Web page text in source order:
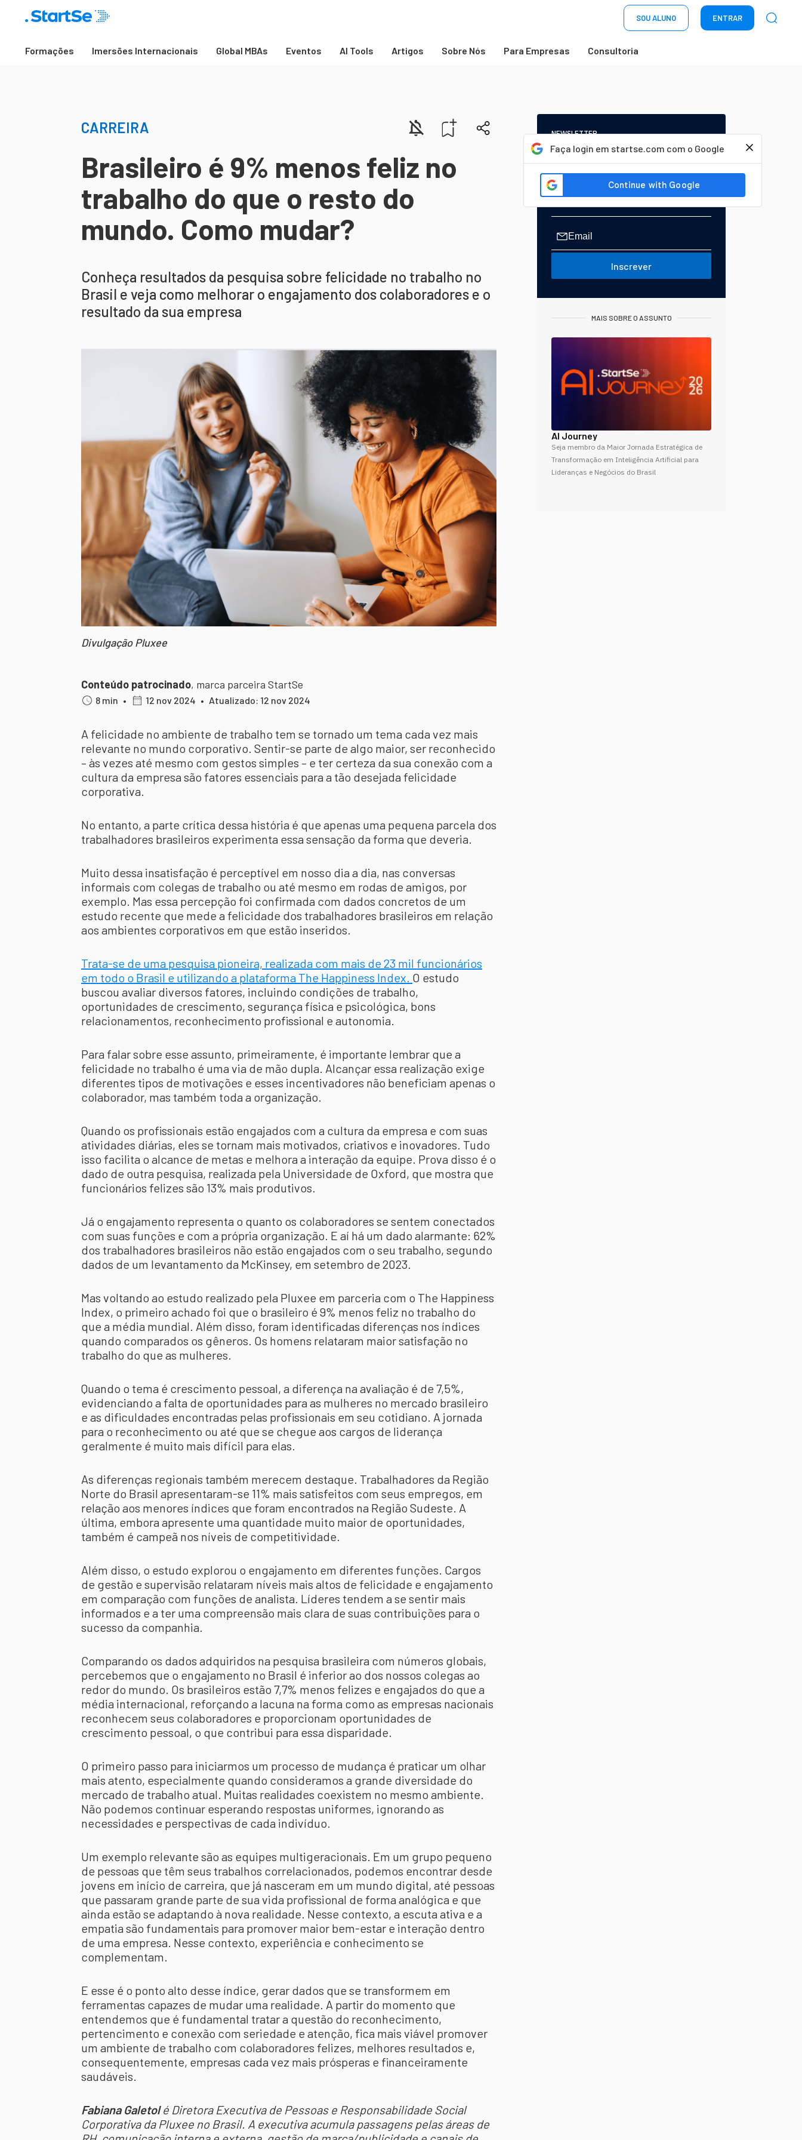
SOU ALUNO ENTRAR
Formações Imersões Internacionais Global MBAs Eventos AI Tools Artigos Sobre Nós Para Empresas Consultoria
Faça login em startse.com com o Google
CARREIRA
Brasileiro é 9% menos feliz no
trabalho do que o resto do
mundo. Como mudar?
Conheça resultados da pesquisa sobre felicidade no trabalho no
Brasil e veja como melhorar o engajamento dos colaboradores e o
resultado da sua empresa
Divulgação Pluxee
Conteúdo patrocinado, marca parceira StartSe
8 min • 12 nov 2024 • Atualizado: 12 nov 2024
A felicidade no ambiente de trabalho tem se tornado um tema cada vez mais
relevante no mundo corporativo. Sentir-se parte de algo maior, ser reconhecido
– às vezes até mesmo com gestos simples – e ter certeza da sua conexão com a
cultura da empresa são fatores essenciais para a tão desejada felicidade
corporativa.
No entanto, a parte crítica dessa história é que apenas uma pequena parcela dos
trabalhadores brasileiros experimenta essa sensação da forma que deveria.
Muito dessa insatisfação é perceptível em nosso dia a dia, nas conversas
informais com colegas de trabalho ou até mesmo em rodas de amigos, por
exemplo. Mas essa percepção foi confirmada com dados concretos de um
estudo recente que mede a felicidade dos trabalhadores brasileiros em relação
aos ambientes corporativos em que estão inseridos.
Trata-se de uma pesquisa pioneira, realizada com mais de 23 mil funcionários
em todo o Brasil e utilizando a plataforma The Happiness Index. O estudo
buscou avaliar diversos fatores, incluindo condições de trabalho,
oportunidades de crescimento, segurança física e psicológica, bons
relacionamentos, reconhecimento profissional e autonomia.
Para falar sobre esse assunto, primeiramente, é importante lembrar que a
felicidade no trabalho é uma via de mão dupla. Alcançar essa realização exige
diferentes tipos de motivações e esses incentivadores não beneficiam apenas o
colaborador, mas também toda a organização.
Quando os profissionais estão engajados com a cultura da empresa e com suas
atividades diárias, eles se tornam mais motivados, criativos e inovadores. Tudo
isso facilita o alcance de metas e melhora a interação da equipe. Prova disso é o
dado de outra pesquisa, realizada pela Universidade de Oxford, que mostra que
funcionários felizes são 13% mais produtivos.
Já o engajamento representa o quanto os colaboradores se sentem conectados
com suas funções e com a própria organização. E aí há um dado alarmante: 62%
dos trabalhadores brasileiros não estão engajados com o seu trabalho, segundo
dados de um levantamento da McKinsey, em setembro de 2023.
Mas voltando ao estudo realizado pela Pluxee em parceria com o The Happiness
Index, o primeiro achado foi que o brasileiro é 9% menos feliz no trabalho do
que a média mundial. Além disso, foram identificadas diferenças nos índices
quando comparados os gêneros. Os homens relataram maior satisfação no
trabalho do que as mulheres.
Quando o tema é crescimento pessoal, a diferença na avaliação é de 7,5%,
evidenciando a falta de oportunidades para as mulheres no mercado brasileiro
e as dificuldades encontradas pelas profissionais em seu cotidiano. A jornada
para o reconhecimento ou até que se chegue aos cargos de liderança
geralmente é muito mais difícil para elas.
As diferenças regionais também merecem destaque. Trabalhadores da Região
Norte do Brasil apresentaram-se 11% mais satisfeitos com seus empregos, em
relação aos menores índices que foram encontrados na Região Sudeste. A
última, embora apresente uma quantidade muito maior de oportunidades,
também é campeã nos níveis de competitividade.
Além disso, o estudo explorou o engajamento em diferentes funções. Cargos
de gestão e supervisão relataram níveis mais altos de felicidade e engajamento
em comparação com funções de analista. Líderes tendem a se sentir mais
informados e a ter uma compreensão mais clara de suas contribuições para o
sucesso da companhia.
Comparando os dados adquiridos na pesquisa brasileira com números globais,
percebemos que o engajamento no Brasil é inferior ao dos nossos colegas ao
redor do mundo. Os brasileiros estão 7,7% menos felizes e engajados do que a
média internacional, reforçando a lacuna na forma como as empresas nacionais
reconhecem seus colaboradores e proporcionam oportunidades de
crescimento pessoal, o que contribui para essa disparidade.
O primeiro passo para iniciarmos um processo de mudança é praticar um olhar
mais atento, especialmente quando consideramos a grande diversidade do
mercado de trabalho atual. Muitas realidades coexistem no mesmo ambiente.
Não podemos continuar esperando respostas uniformes, ignorando as
necessidades e perspectivas de cada indivíduo.
Um exemplo relevante são as equipes multigeracionais. Em um grupo pequeno
de pessoas que têm seus trabalhos correlacionados, podemos encontrar desde
jovens em início de carreira, que já nasceram em um mundo digital, até pessoas
que passaram grande parte de sua vida profissional de forma analógica e que
ainda estão se adaptando à nova realidade. Nesse contexto, a escuta ativa e a
empatia são fundamentais para promover maior bem-estar e interação dentro
de uma empresa. Nesse contexto, experiência e conhecimento se
complementam.
E esse é o ponto alto desse índice, gerar dados que se transformem em
ferramentas capazes de mudar uma realidade. A partir do momento que
entendemos que é fundamental tratar a questão do reconhecimento,
pertencimento e conexão com seriedade e atenção, fica mais viável promover
um ambiente de trabalho com colaboradores felizes, melhores resultados e,
consequentemente, empresas cada vez mais prósperas e financeiramente
saudáveis.
Fabiana Galetolé Diretora Executiva de Pessoas e Responsabilidade Social
Corporativa da Pluxee no Brasil. A executiva acumula passagens pelas áreas de
NEWSLETTER
Start Seu dia:
A Newsletter do AGORA!
Inscrever
MAIS SOBRE O ASSUNTO
AI Journey
Seja membro da Maior Jornada Estratégica de
Transformação em Inteligência Artificial para
Lideranças e Negócios do Brasil